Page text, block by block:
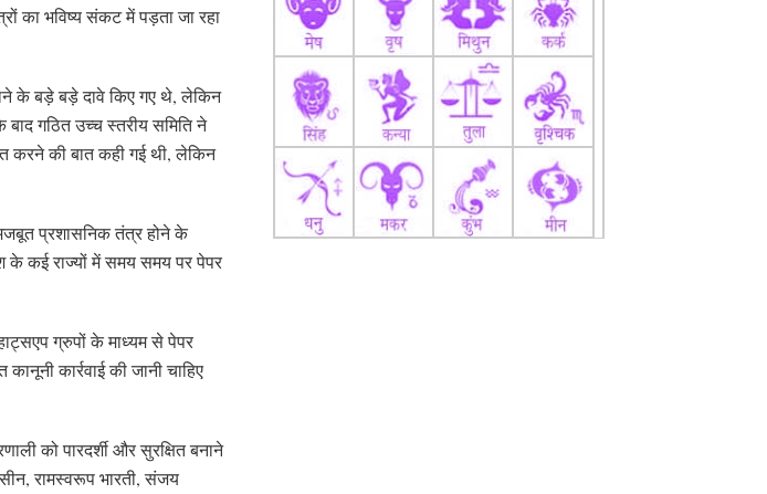
का भविष्य संकट में पड़ता जा रहा
के बड़े बड़े दावे किए गए थे, लेकिन
गठित उच्च स्तरीय समिति ने
करने की बात कही गई थी, लेकिन
प्रशासनिक तंत्र होने के
के कई राज्यों में समय समय पर पेपर
ग्रुपों के माध्यम से पेपर
कार्रवाई की जानी चाहिए
को पारदर्शी और सुरक्षित बनाने
रामस्वरूप भारती, संजय